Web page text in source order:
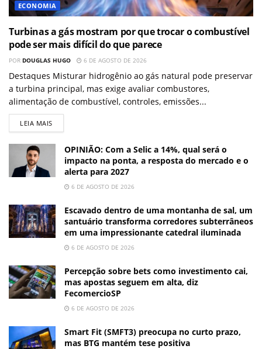
ECONOMIA
Turbinas a gás mostram por que trocar o combustível
pode ser mais difícil do que parece
POR DOUGLAS HUGO 6 DE AGOSTO DE 2026
Destaques Misturar hidrogênio ao gás natural pode preservar
a turbina principal, mas exige avaliar combustores,
alimentação de combustível, controles, emissões...
LEIA MAIS
OPINIÃO: Com a Selic a 14%, qual será o
impacto na ponta, a resposta do mercado e o
alerta para 2027
6 DE AGOSTO DE 2026
Escavado dentro de uma montanha de sal, um
santuário transforma corredores subterrâneos
em uma impressionante catedral iluminada
6 DE AGOSTO DE 2026
Percepção sobre bets como investimento cai,
mas apostas seguem em alta, diz
FecomercioSP
6 DE AGOSTO DE 2026
Smart Fit (SMFT3) preocupa no curto prazo,
mas BTG mantém tese positiva